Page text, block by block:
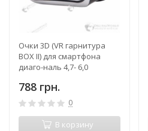
Очки 3D (VR гарнитура
BOX II) для смартфона
диаго-наль 4,7- 6,0
788 грн.
0
В корзину